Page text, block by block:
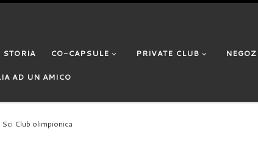
STORIA CO-CAPSULE PRIVATE CLUB
AD UN AMICO
Sci Club olimpionica